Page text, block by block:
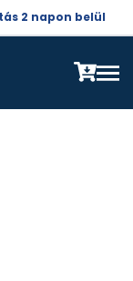
2 napon belül